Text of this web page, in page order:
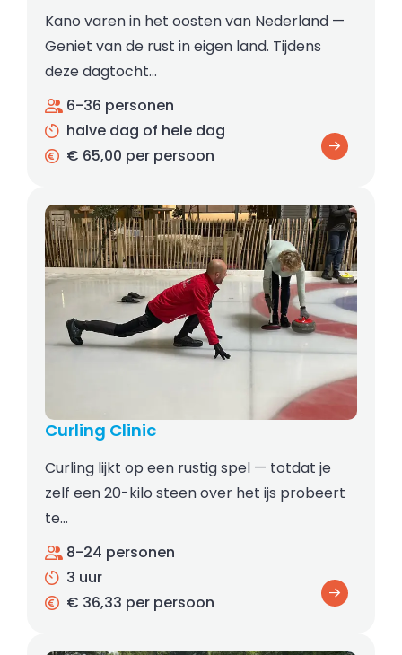
Kano varen in het oosten van Nederland —
Geniet van de rust in eigen land. Tijdens
deze dagtocht…
6-36 personen
halve dag of hele dag
€ 65,00 per persoon
Curling Clinic
Curling lijkt op een rustig spel — totdat je
zelf een 20-kilo steen over het ijs probeert
te…
8-24 personen
3 uur
€ 36,33 per persoon